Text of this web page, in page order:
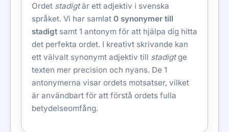
Ordet stadigtär ett adjektiv i svenska
språket. Vi har samlat 0 synonymer till
stadigt samt 1 antonym för att hjälpa dig hitta
det perfekta ordet. I kreativt skrivande kan
ett välvalt synonymt adjektiv till stadigtge
texten mer precision och nyans. De 1
antonymerna visar ordets motsatser, vilket
är användbart för att förstå ordets fulla
betydelseomfång.